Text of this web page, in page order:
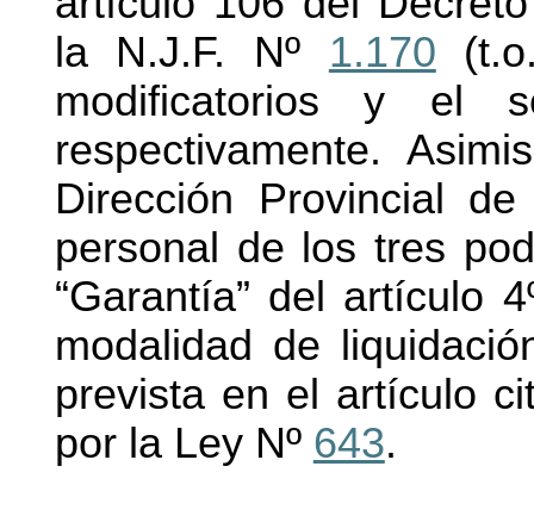
la N.J.F. Nº 1.170
modificatorios y el
respectivamente.
Dirección Provincial
personal de los tres
“Garantía” del artículo
modalidad de
prevista en el artículo
por la Ley Nº 643.